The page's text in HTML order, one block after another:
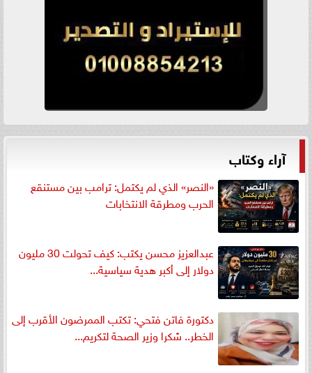
آراء وكتاب
«النصر» الذي لم يكتمل: ترامب بين مستنقع
الحرب ومطرقة الانتخابات
عبدالعزيز محسن يكتب: كيف تحولت 30 مليون
دولار إلى أكبر هدية سياسية...
دكتورة فاتن فتحي: تكتب الممرضون الأقرب إلى
الخطر.. شكرا وزير الصحة لتكريم...